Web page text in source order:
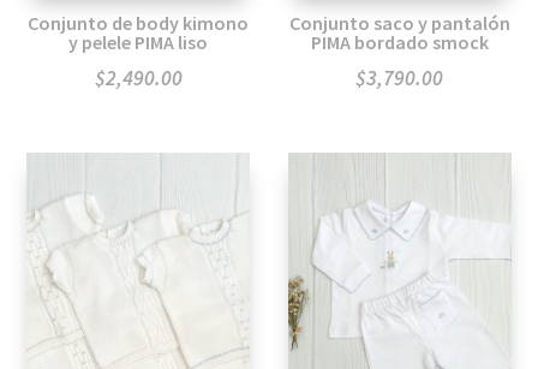
Conjunto de body kimono
y pelele PIMA liso
$2,490.00
Conjunto saco y pantalón
PIMA bordado smock
$3,790.00